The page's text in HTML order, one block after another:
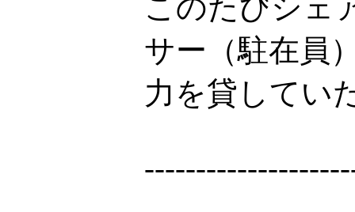
このたびシェ
サー（駐在員
力を貸してい